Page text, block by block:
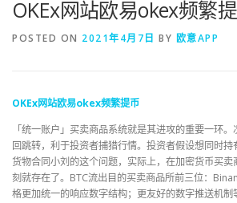
OKEx网站欧易okex频繁
POSTED ON 2021年4月7日 BY 欧意APP
OKEx网站欧易okex频繁提币
「统一账户」买卖商品系统就是其进攻的重要一环
回跳转，利于投资者捕猎行情。投资者假设想同时
货物合同小刘的这个问题，实际上，在加密货币买
刻就存在了。BTC流出目的买卖商品所前三位：
格更加统一的响应数字结构；更友好的数字推送机制